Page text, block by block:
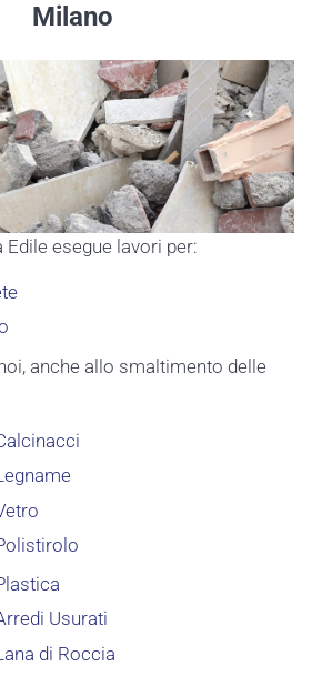
Milano
esegue lavori per:
anche allo smaltimento delle
Usurati
di Roccia